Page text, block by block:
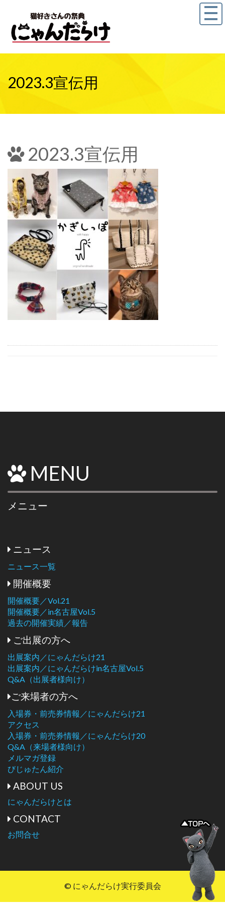
2023.3宣伝用
2023.3宣伝用
MENU
メニュー
ニュース
ニュース一覧
開催概要
開催概要／Vol.21
開催概要／in名古屋Vol.5
過去の開催実績／報告
ご出展の方へ
出展案内／にゃんだらけ21
出展案内／にゃんだらけin名古屋Vol.5
Q&A（出展者様向け）
ご来場者の方へ
入場券・前売券情報／にゃんだらけ21
アクセス
入場券・前売券情報／にゃんだらけ20
Q&A（来場者様向け）
メルマガ登録
びじゅたん紹介
ABOUT US
にゃんだらけとは
CONTACT
お問合せ
© にゃんだらけ実行委員会